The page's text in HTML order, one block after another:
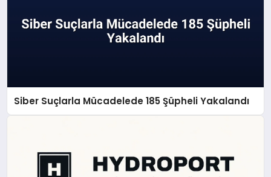
Siber Suçlarla Mücadelede 185 Şüpheli Yakalandı